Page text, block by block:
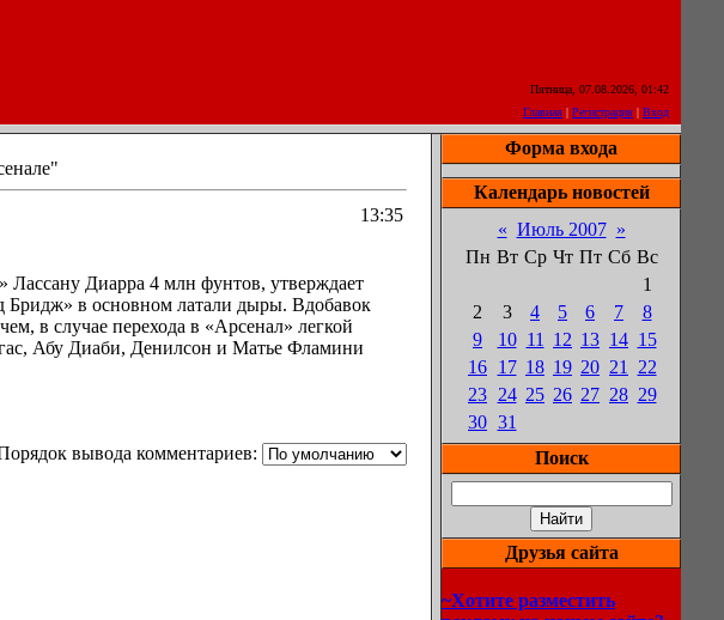
Пятница, 07.08.2026, 01:42
Главная | Регистрация | Вход
13:35
Лассану Диарра 4 млн фунтов, утверждает
в основном латали дыры. Вдобавок
в случае перехода в «Арсенал» легкой
Абу Диаби, Денилсон и Матье Фламини
вывода комментариев:
Форма входа
Календарь новостей
« Июль 2007 »
Пн Вт Ср Чт Пт Сб Вс
1
2
3 4 5 6 7
8
9
10 11 12 13 14 15
16 17 18 19 20 21
22
23 24 25 26 27 28 29
30 31
Поиск
Друзья сайта
~Хотите разместить